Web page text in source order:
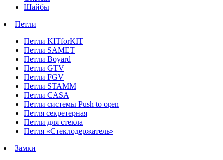
Шайбы
Петли
Петли KITforKIT
Петли SAMET
Петли Boyard
Петли GTV
Петли FGV
Петли STAMM
Петли CASA
Петли системы Push to open
Петля секретерная
Петли для стекла
Петля «Стеклодержатель»
Замки